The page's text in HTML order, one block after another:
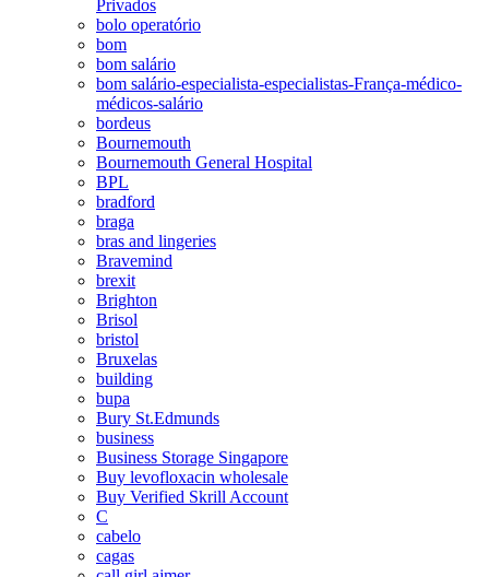
Privados
bolo operatório
bom
bom salário
bom salário-especialista-especialistas-França-médico-
médicos-salário
bordeus
Bournemouth
Bournemouth General Hospital
BPL
bradford
braga
bras and lingeries
Bravemind
brexit
Brighton
Brisol
bristol
Bruxelas
building
bupa
Bury St.Edmunds
business
Business Storage Singapore
Buy levofloxacin wholesale
Buy Verified Skrill Account
C
cabelo
cagas